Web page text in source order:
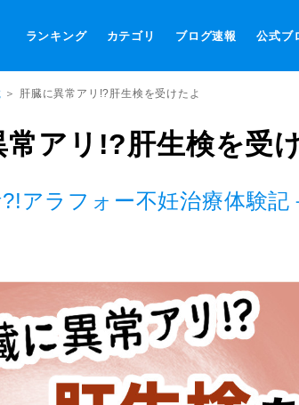
ランキング カテゴリ ブログ速報 公式ブ
＞ 肝臓に異常アリ!?肝生検を受けたよ
常アリ!?肝生検を受
アラフォー不妊治療体験記